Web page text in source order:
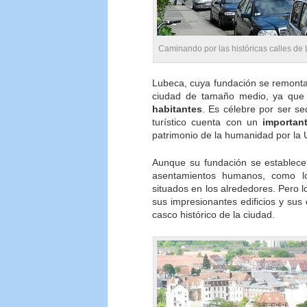
Caminando por las históricas calles de
Lubeca, cuya fundación se
ciudad de tamaño medio, ya
habitantes . Es célebre por ser
turístico cuenta con un
patrimonio de la humanidad por la
Aunque su fundación se
asentamientos humanos,
situados en los alrededores. Pero
sus impresionantes edificios y sus
casco histórico de la ciudad.